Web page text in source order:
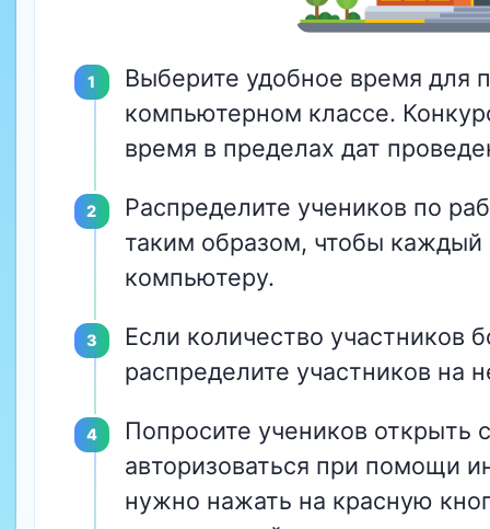
Выберите удобное время для
компьютерном классе.
время в пределах дат
Распределите учеников по
таким образом, чтобы
компьютеру.
Если количество участников
распределите участников на
Попросите учеников открыть
авторизоваться при помощи
нужно нажать на красную